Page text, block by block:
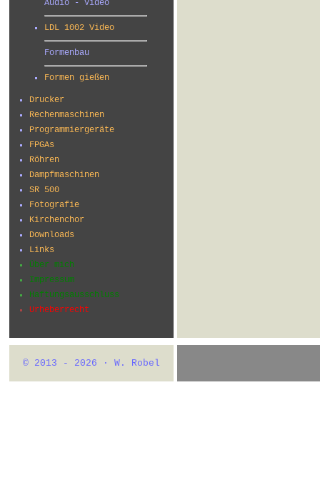
Audio - Video
LDL 1002 Video
Formenbau
Formen gießen
Drucker
Rechenmaschinen
Programmiergeräte
FPGAs
Röhren
Dampfmaschinen
SR 500
Fotografie
Kirchenchor
Downloads
Links
Über mich
Impressum
Haftungsausschluss
Urheberrecht
© 2013 - 2026 · W. Robel